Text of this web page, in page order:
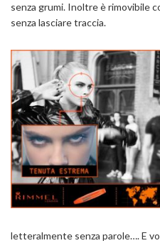
senza grumi. Inoltre è rimovibile
senza lasciare traccia.
letteralmente senza parole…. E